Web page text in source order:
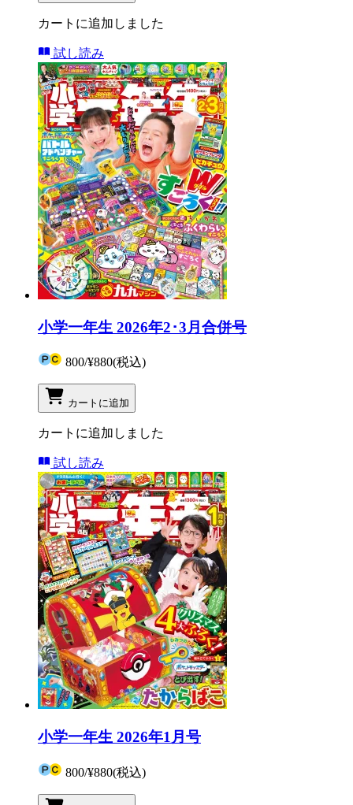
カートに追加しました
試し読み
小学一年生 2026年2･3月合併号
800/¥880(税込)
カートに追加
カートに追加しました
試し読み
小学一年生 2026年1月号
800/¥880(税込)